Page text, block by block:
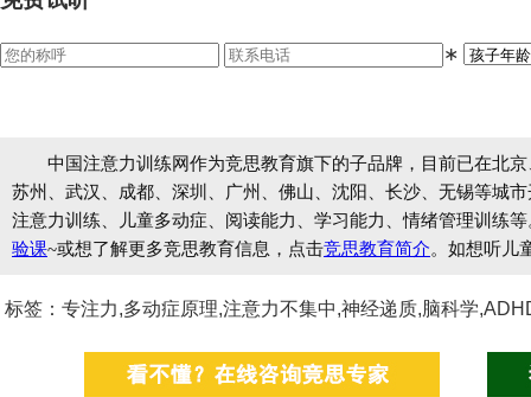
∗
中国注意力训练网作为竞思教育旗下的子品牌，目前已在北
苏州、武汉、成都、深圳、广州、佛山、沈阳、长沙、无锡等城
注意力训练、儿童多动症、阅读能力、学习能力、情绪管理训练
验课~或想了解更多竞思教育信息，点击竞思教育简介。如想听儿
标签：专注力,多动症原理,注意力不集中,神经递质,脑科学